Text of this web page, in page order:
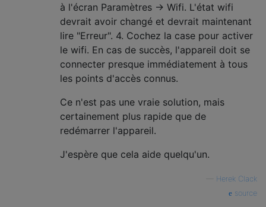
à l'écran Paramètres -> Wifi. L'état wifi
devrait avoir changé et devrait maintenant
lire "Erreur". 4. Cochez la case pour activer
le wifi. En cas de succès, l'appareil doit se
connecter presque immédiatement à tous
les points d'accès connus.
Ce n'est pas une vraie solution, mais
certainement plus rapide que de
redémarrer l'appareil.
J'espère que cela aide quelqu'un.
Herek Clack
source